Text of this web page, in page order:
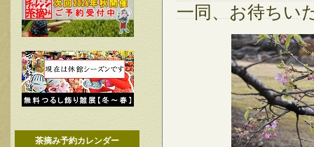
茶摘み予約カレンダー
一同、お待ちい